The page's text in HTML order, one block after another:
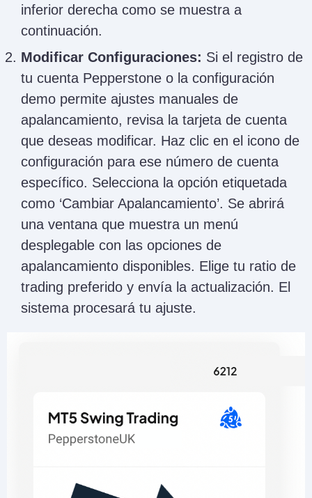
inferior derecha como se muestra a
continuación.
Modificar Configuraciones: Si el registro de
tu cuenta Pepperstone o la configuración
demo permite ajustes manuales de
apalancamiento, revisa la tarjeta de cuenta
que deseas modificar. Haz clic en el icono de
configuración para ese número de cuenta
específico. Selecciona la opción etiquetada
como ‘Cambiar Apalancamiento’. Se abrirá
una ventana que muestra un menú
desplegable con las opciones de
apalancamiento disponibles. Elige tu ratio de
trading preferido y envía la actualización. El
sistema procesará tu ajuste.